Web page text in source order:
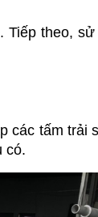
theo,
tấm trải
có.